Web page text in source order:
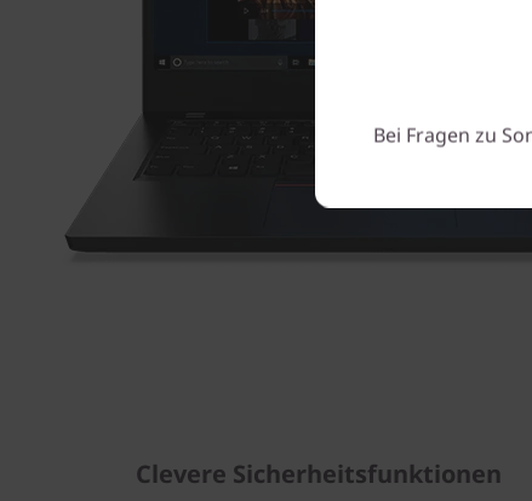
Clevere Sicherheitsfunktionen
Bei Fragen zu